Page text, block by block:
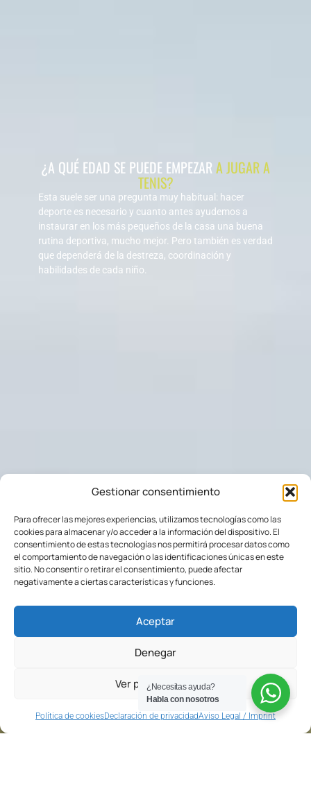
Gestionar consentimiento
Para ofrecer las mejores experiencias, utilizamos tecnologías como las
cookies para almacenar y/o acceder a la información del dispositivo. El
consentimiento de estas tecnologías nos permitirá procesar datos como
el comportamiento de navegación o las identificaciones únicas en este
sitio. No consentir o retirar el consentimiento, puede afectar
negativamente a ciertas características y funciones.
Aceptar
Denegar
Ver preferencias
Política de cookiesDeclaración de privacidadAviso Legal / Imprint
¿A QUÉ EDAD SE PUEDE EMPEZAR A JUGAR A
TENIS?
Esta suele ser una pregunta muy habitual: hacer
deporte es necesario y cuanto antes ayudemos a
instaurar en los más pequeños de la casa una buena
rutina deportiva, mucho mejor. Pero también es verdad
que dependerá de la destreza, coordinación y
habilidades de cada niño.
¿Necesitas ayuda?
Habla con nosotros